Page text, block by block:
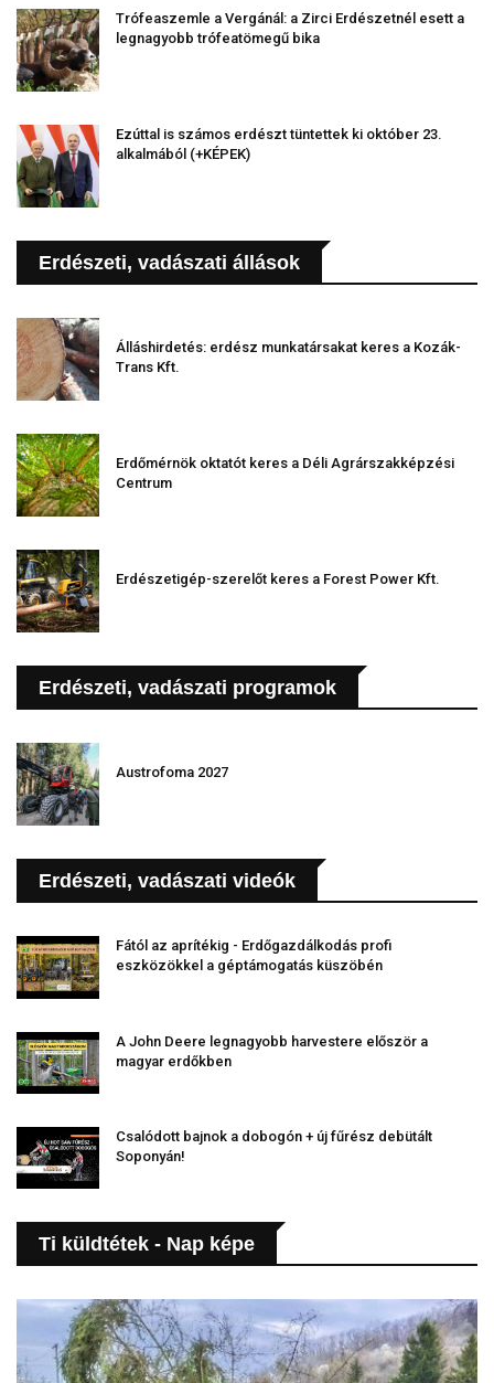
Trófeaszemle a Vergánál: a Zirci Erdészetnél esett a
legnagyobb trófeatömegű bika
Ezúttal is számos erdészt tüntettek ki október 23.
alkalmából (+KÉPEK)
Erdészeti, vadászati állások
Álláshirdetés: erdész munkatársakat keres a Kozák-
Trans Kft.
Erdőmérnök oktatót keres a Déli Agrárszakképzési
Centrum
Erdészetigép-szerelőt keres a Forest Power Kft.
Erdészeti, vadászati programok
Austrofoma 2027
Erdészeti, vadászati videók
Fától az aprítékig - Erdőgazdálkodás profi
eszközökkel a géptámogatás küszöbén
A John Deere legnagyobb harvestere először a
magyar erdőkben
Csalódott bajnok a dobogón + új fűrész debütált
Soponyán!
Ti küldtétek - Nap képe